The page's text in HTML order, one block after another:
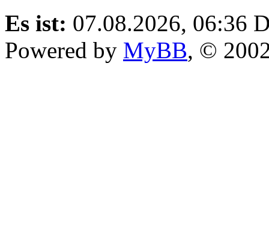
Es ist: 07.08.2026, 06:36
Powered by MyBB, ©